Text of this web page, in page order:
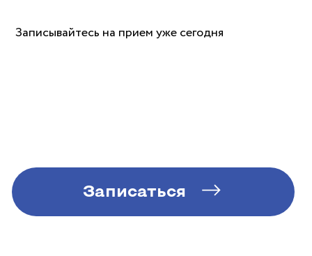
Записывайтесь на прием уже сегодня
Записаться